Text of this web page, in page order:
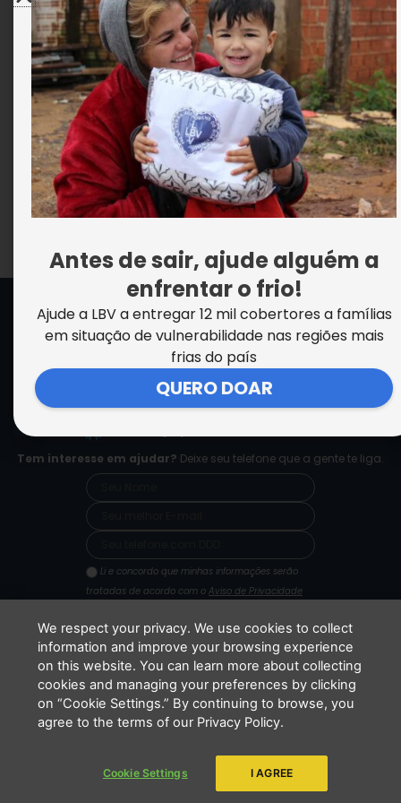
Solidariedade: a razão e o coração da
Economia
VER MAIS NOTÍCIAS
SEDE CENTRAL DA LBV | Rua Sérgio Tomás, 740 | Bom Retiro |
São Paulo/SP CEP: 01131-010 | CNPJ – 33.915.604/0001-17 |
Instituição isenta de impostos
Cookie Settings
F
a
e
o
o
I
n
t
g
r
m
Y
o
t
b
e
Tem interesse em ajudar? Deixe seu telefone que a gente te liga.
Li e concordo que minhas informações serão
tratadas de acordo com o Aviso de Privacidade
ENVIAR
Copyright 2026 - LBV - Legião da Boa Vontade. Todos os direitos
reservados.
We respect your privacy. We use cookies to collect
information and improve your browsing experience
on this website. You can learn more about collecting
cookies and managing your preferences by clicking
on “Cookie Settings.” By continuing to browse, you
agree to the terms of our Privacy Policy.
Cookie Settings I AGREE
Antes de sair, ajude alguém a
enfrentar o frio!
Ajude a LBV a entregar 12 mil cobertores a famílias
em situação de vulnerabilidade nas regiões mais
frias do país
QUERO DOAR